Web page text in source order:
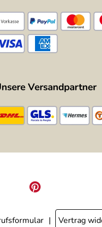
Versandpartner
Vertrag